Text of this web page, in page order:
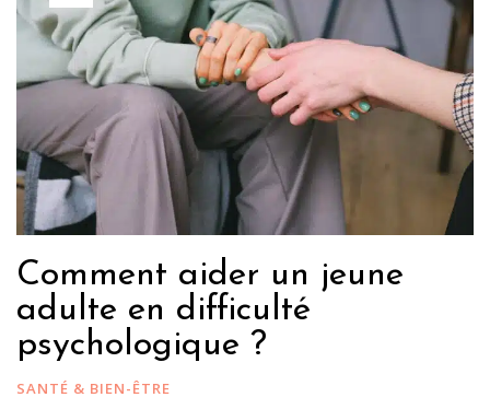
Comment aider un jeune
adulte en difficulté
psychologique ?
SANTÉ & BIEN-ÊTRE